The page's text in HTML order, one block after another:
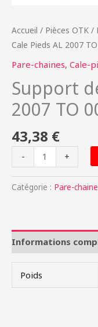
Accueil / Pièces OTK /
Cale Pieds AL 2007
Pare-chaines, Cale-
Support
2007 TO
43,38 €
- +
Catégorie : Pare-
Informations
Poids